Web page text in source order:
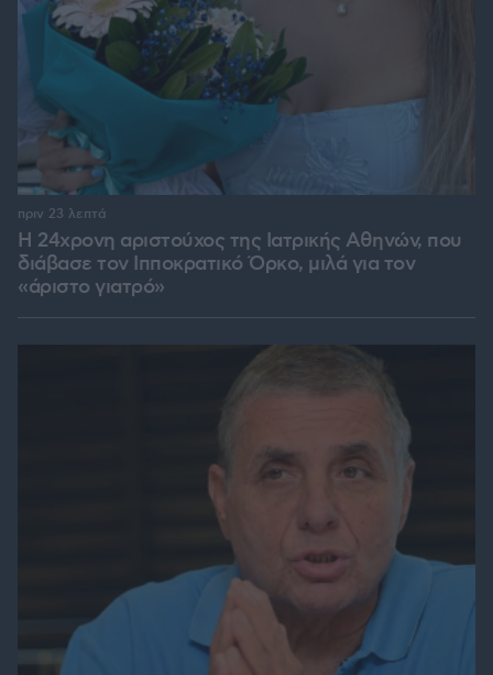
Η 24χρονη αριστούχος της Ιατρικής Αθηνών, που
διάβασε τον Ιπποκρατικό Όρκο, μιλά για τον
«άριστο γιατρό»
πριν 23 λεπτά